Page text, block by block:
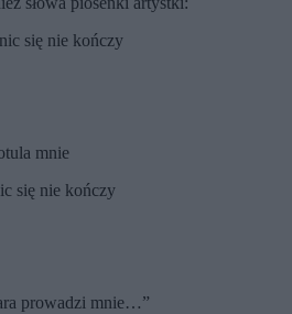
się nie kończy
mnie
się nie kończy
prowadzi mnie…”